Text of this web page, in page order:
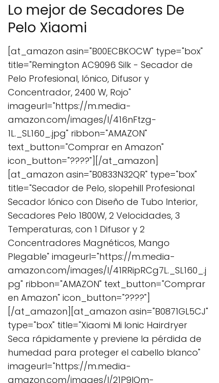
Lo mejor de Secadores De
Pelo Xiaomi
[at_amazon asin="B00ECBKOCW" type="box"
title="Remington AC9096 Silk - Secador de
Pelo Profesional, Iónico, Difusor y
Concentrador, 2400 W, Rojo"
imageurl="https://m.media-
amazon.com/images/I/416nFtzg-
1L._SL160_.jpg" ribbon="AMAZON"
text_button="Comprar en Amazon"
icon_button="????"][/at_amazon]
[at_amazon asin="B0833N32QR" type="box"
title="Secador de Pelo, slopehill Profesional
Secador Iónico con Diseño de Tubo Interior,
Secadores Pelo 1800W, 2 Velocidades, 3
Temperaturas, con 1 Difusor y 2
Concentradores Magnéticos, Mango
Plegable" imageurl="https://m.media-
amazon.com/images/I/41RRipRCg7L._SL160_.j
pg" ribbon="AMAZON" text_button="Comprar
en Amazon" icon_button="????"]
[/at_amazon][at_amazon asin="B0871GL5CJ"
type="box" title="Xiaomi Mi Ionic Hairdryer
Seca rápidamente y previene la pérdida de
humedad para proteger el cabello blanco"
imageurl="https://m.media-
amazon.com/images/I/21P9IQm-